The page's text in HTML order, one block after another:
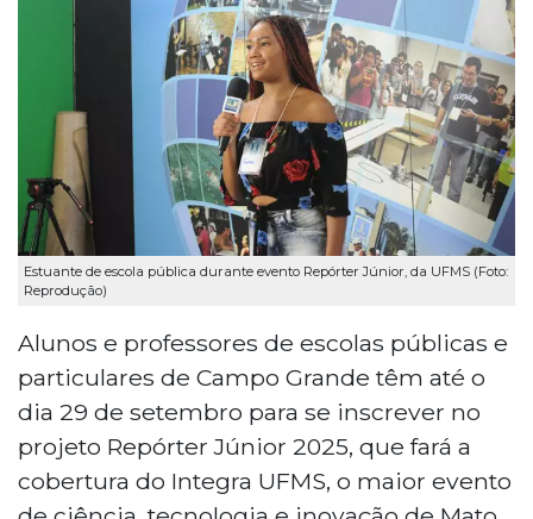
Estuante de escola pública durante evento Repórter Júnior, da UFMS (Foto:
Reprodução)
Alunos e professores de escolas públicas e
particulares de Campo Grande têm até o
dia 29 de setembro para se inscrever no
projeto Repórter Júnior 2025, que fará a
cobertura do Integra UFMS, o maior evento